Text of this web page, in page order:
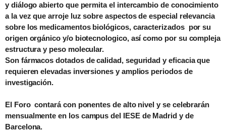
y diálogo abierto que permita el intercambio de conocimiento
a la vez que arroje luz sobre aspectos de especial relevancia
sobre los medicamentos biológicos, caracterizados por su
origen orgánico y/o biotecnologico, así como por su compleja
estructura y peso molecular.
Son fármacos dotados de calidad, seguridad y eficacia que
requieren elevadas inversiones y amplios periodos de
investigación.
El Foro contará con ponentes de alto nivel y se celebrarán
mensualmente en los campus del IESE de Madrid y de
Barcelona.